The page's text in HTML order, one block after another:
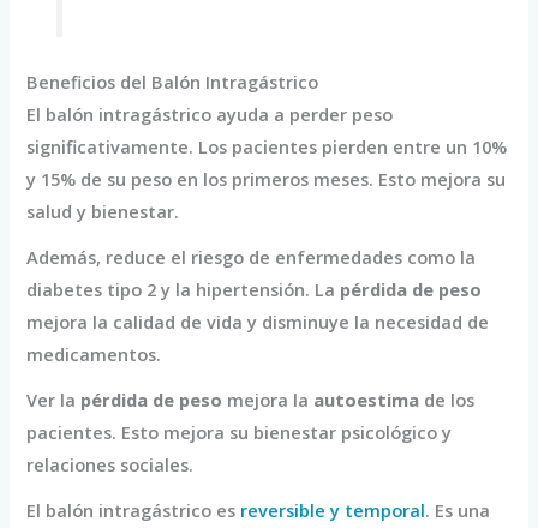
Beneficios del Balón Intragástrico
El balón intragástrico ayuda a perder peso
significativamente. Los pacientes pierden entre un 10%
y 15% de su peso en los primeros meses. Esto mejora su
salud y bienestar.
Además, reduce el riesgo de enfermedades como la
diabetes tipo 2 y la hipertensión. La pérdida de peso
mejora la calidad de vida y disminuye la necesidad de
medicamentos.
Ver la pérdida de peso mejora la autoestima de los
pacientes. Esto mejora su bienestar psicológico y
relaciones sociales.
El balón intragástrico es reversible y temporal. Es una